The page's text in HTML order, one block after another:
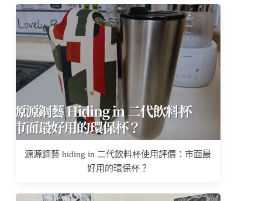
源源鋼藝 hiding in 二代飲料杯使用評價：市面最
好用的環保杯？